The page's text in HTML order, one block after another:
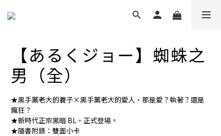
【あるくジョー】蜘蛛之
男（全）
★黑手黨老大的養子×黑手黨老大的愛人，那是愛？執著？還是
瘋狂？
★新時代正宗黑暗 BL，正式登場。
★隨書附錄：雙面小卡